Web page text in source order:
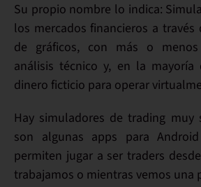
Su propio nombre lo indica:
los mercados financieros a través
de gráficos, con más o menos
análisis técnico y, en la mayoría
dinero ficticio para operar
Hay simuladores de trading muy
son algunas apps para
permiten jugar a ser traders
trabajamos o mientras vemos una